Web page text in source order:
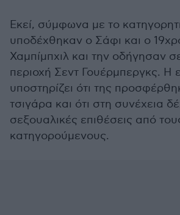
Εκεί, σύμφωνα με το
υποδέχθηκαν ο Σάφι και ο
Χαμπίμπχιλ και την οδήγησαν
περιοχή Σεντ Γουέρμπεργκς. Η
υποστηρίζει ότι της
τσιγάρα και ότι στη συνέχεια
σεξουαλικές επιθέσεις από
κατηγορούμενους.